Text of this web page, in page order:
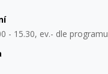
- 15.30, ev.- dle programu